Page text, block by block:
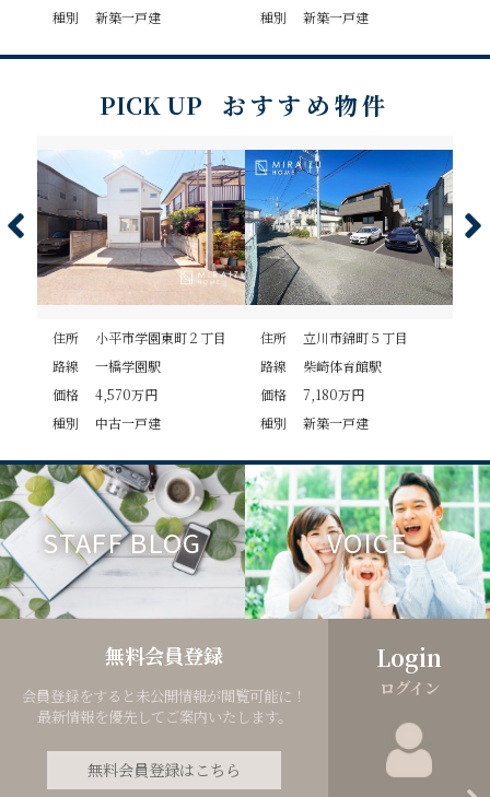
種別 新築一戸建
種別 新築一戸建
PICK UP おすすめ物件
住所 小平市学園東町２丁目
路線 一橋学園駅
価格 4,570万円
種別 中古一戸建
住所 立川市錦町５丁目
路線 柴崎体育館駅
価格 7,180万円
種別 新築一戸建
STAFF BLOG VOICE
無料会員登録
会員登録をすると未公開情報が閲覧可能に！
最新情報を優先してご案内いたします。
無料会員登録はこちら
Login
ログイン